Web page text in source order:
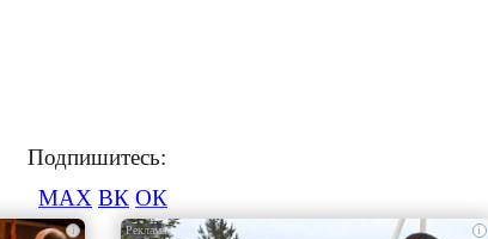
Подпишитесь:
MAX ВК ОК
i i